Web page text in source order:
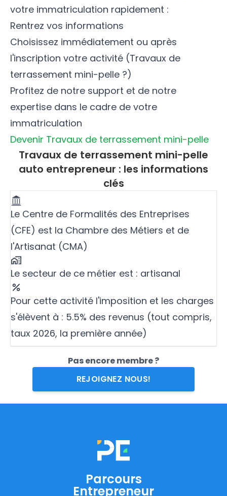
votre immatriculation rapidement :
Rentrez vos informations
Choisissez immédiatement ou après
l'inscription votre activité (Travaux de
terrassement mini-pelle ?)
Profitez de notre support et de notre
expertise dans le cadre de votre
immatriculation
Devenir Travaux de terrassement mini-pelle
Travaux de terrassement mini-pelle
auto entrepreneur : les informations
clés
Le Centre de Formalités des Entreprises
(CFE) est la Chambre des Métiers et de
l'Artisanat (CMA)
Le secteur de ce métier est : artisanal
Pour cette activité l'imposition et les charges
s'élèvent à : 5.5% des revenus (tout compris,
taux 2026, la première année)
Pas encore membre ?
REJOIGNEZ NOUS!
Parcours
Entrepreneur